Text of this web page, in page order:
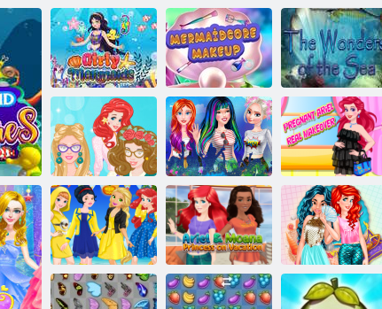
Mädchenhafte
Meerjungfrauen
Mermaidcore
Make-up
Neue
Meereswunder
Barbies
Buchclub
Prinzessinnen 3
Frühlingsfestivals
Schwangeres
Ariel Real
Makeover
Ariel und
Moana
Prinzessinnen